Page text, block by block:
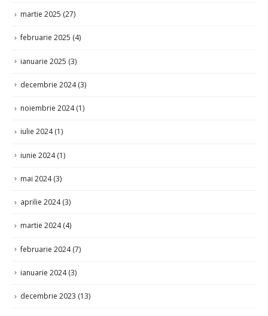
martie 2025 (27)
februarie 2025 (4)
ianuarie 2025 (3)
decembrie 2024(3)
noiembrie 2024(1)
iulie 2024(1)
iunie 2024(1)
mai 2024(3)
aprilie 2024(3)
martie 2024(4)
februarie 2024(7)
ianuarie 2024(3)
decembrie 2023 (13)